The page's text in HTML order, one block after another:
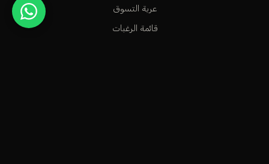
عربة التسوق
قائمة الرغبات